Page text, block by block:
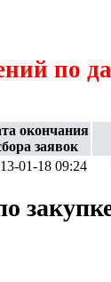
по
окончания
заявок
01-18 09:24